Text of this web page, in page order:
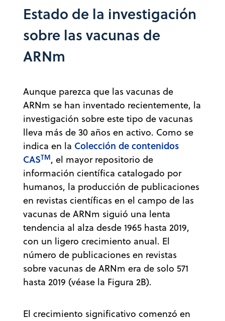
Estado de la investigación
sobre las vacunas de
ARNm
Aunque parezca que las vacunas de
ARNm se han inventado recientemente, la
investigación sobre este tipo de vacunas
lleva más de 30 años en activo. Como se
indica en la Colección de contenidos
CASTM, el mayor repositorio de
información científica catalogado por
humanos, la producción de publicaciones
en revistas científicas en el campo de las
vacunas de ARNm siguió una lenta
tendencia al alza desde 1965 hasta 2019,
con un ligero crecimiento anual. El
número de publicaciones en revistas
sobre vacunas de ARNm era de solo 571
hasta 2019 (véase la Figura 2B).
El crecimiento significativo comenzó en